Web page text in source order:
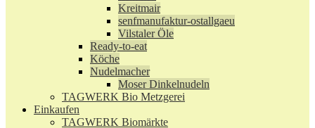
Kreitmair
senfmanufaktur-ostallgaeu
Vilstaler Öle
Ready-to-eat
Köche
Nudelmacher
Moser Dinkelnudeln
TAGWERK Bio Metzgerei
Einkaufen
TAGWERK Biomärkte